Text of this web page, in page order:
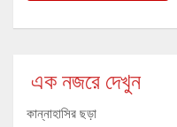
এক নজরে দেখুন
কান্নাহাসির ছড়া